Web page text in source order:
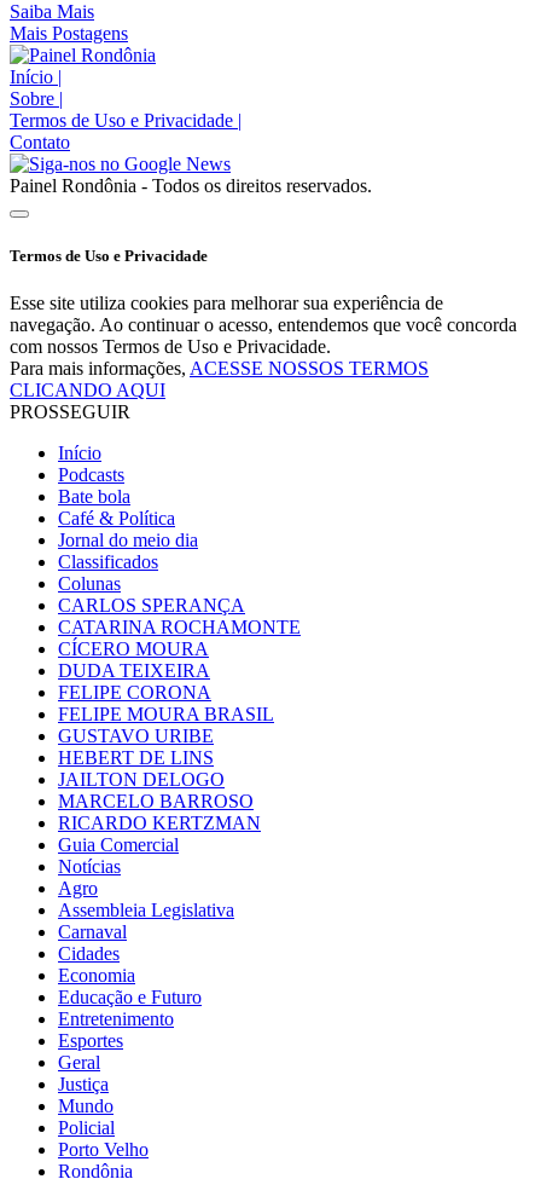
Saiba Mais
Mais Postagens
Início
Sobre
Termos de Uso e Privacidade
Contato
Painel Rondônia - Todos os direitos reservados.
Termos de Uso e Privacidade
Esse site utiliza cookies para melhorar sua experiência de
navegação. Ao continuar o acesso, entendemos que você concorda
com nossos Termos de Uso e Privacidade.
Para mais informações, ACESSE NOSSOS TERMOS
CLICANDO AQUI
PROSSEGUIR
Início
Podcasts
Bate bola
Café & Política
Jornal do meio dia
Classificados
Colunas
CARLOS SPERANÇA
CATARINA ROCHAMONTE
CÍCERO MOURA
DUDA TEIXEIRA
FELIPE CORONA
FELIPE MOURA BRASIL
GUSTAVO URIBE
HEBERT DE LINS
JAILTON DELOGO
MARCELO BARROSO
RICARDO KERTZMAN
Guia Comercial
Notícias
Agro
Assembleia Legislativa
Carnaval
Cidades
Economia
Educação e Futuro
Entretenimento
Esportes
Geral
Justiça
Mundo
Policial
Porto Velho
Rondônia